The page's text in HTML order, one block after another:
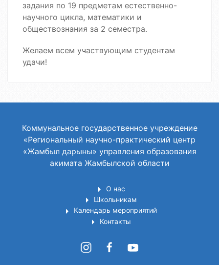
задания по 19 предметам естественно-
научного цикла, математики и
обществознания за 2 семестра.
Желаем всем участвующим студентам
удачи!
Коммунальное государственное учреждение
«Региональный научно-практический центр
«Жамбыл дарыны» управления образования
акимата Жамбылской области
О нас
Школьникам
Календарь мероприятий
Контакты